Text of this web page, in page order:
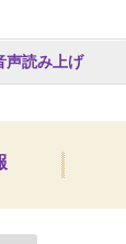
声読み上げ